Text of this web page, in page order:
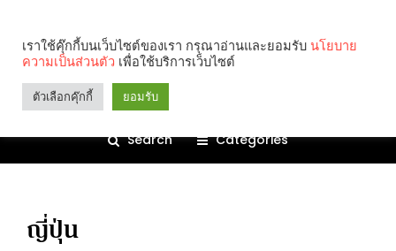
Search Categories
ญี่ปุ่น
เราใช้คุ๊กกี้บนเว็บไซต์ของเรา กรุณาอ่านและยอมรับ นโยบาย
ความเป็นส่วนตัว เพื่อใช้บริการเว็บไซต์
ตัวเลือกคุ๊กกี้ ยอมรับ